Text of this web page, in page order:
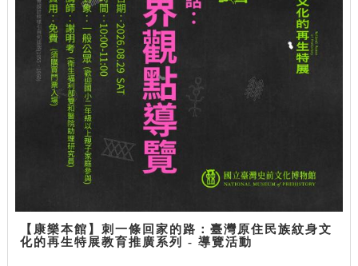
【康樂本館】刺一條回家的路：臺灣原住民族紋身文
化的再生特展教育推廣系列 - 導覽活動